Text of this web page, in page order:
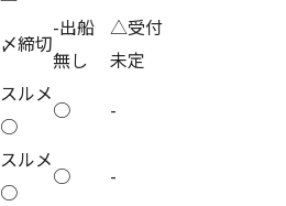
〆締切
-出船
無し
△受付
未定
スルメ
○
○ -
スルメ
○
○ -